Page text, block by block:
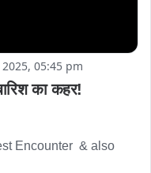
05:45 pm
का कहर!
Encounter  & also